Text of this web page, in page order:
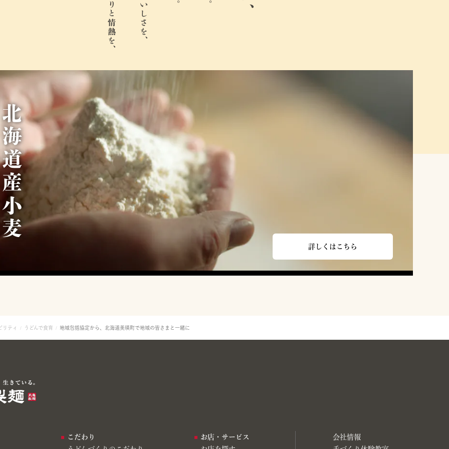
北
海
道
産
小
麦
1
0
0
詳しくはこちら
リティ うどんで食育 地域包括協定から、北海道美瑛町で地域の皆さまと一緒に
こだわり
お店・サービス
会社情報